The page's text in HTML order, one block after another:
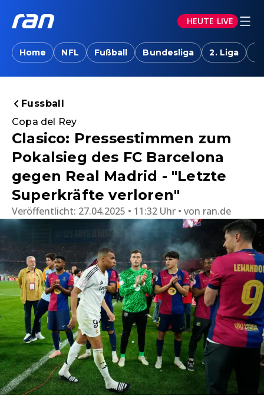
HEUTE LIVE
Home NFL Fußball Bundesliga 2. Liga
Fussball
Copa del Rey
Clasico: Pressestimmen zum
Pokalsieg des FC Barcelona
gegen Real Madrid - "Letzte
Superkräfte verloren"
Veröffentlicht: 27.04.2025 • 11:32 Uhr von ran.de